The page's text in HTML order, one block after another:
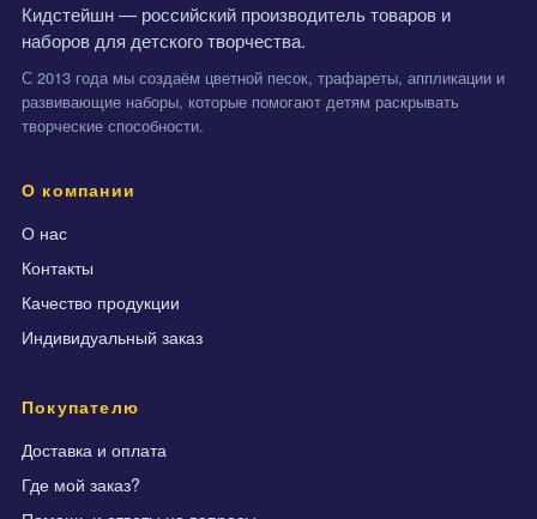
Кидстейшн — российский производитель товаров и
наборов для детского творчества.
С 2013 года мы создаём цветной песок, трафареты, аппликации и
развивающие наборы, которые помогают детям раскрывать
творческие способности.
О компании
О нас
Контакты
Качество продукции
Индивидуальный заказ
Покупателю
Доставка и оплата
Где мой заказ?